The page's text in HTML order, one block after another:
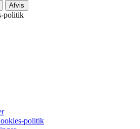
Afvis
politik
politik